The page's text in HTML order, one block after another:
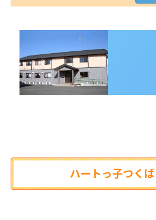
ハートっ子つくば